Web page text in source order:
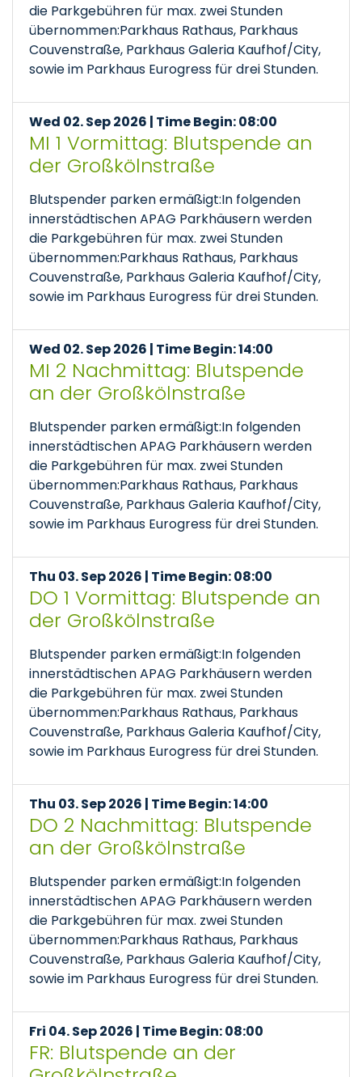
die Parkgebühren für max. zwei Stunden
übernommen:Parkhaus Rathaus, Parkhaus
Couvenstraße, Parkhaus Galeria Kaufhof/City,
sowie im Parkhaus Eurogress für drei Stunden.
Wed 02. Sep 2026 | Time Begin: 08:00
MI 1 Vormittag: Blutspende an
der Großkölnstraße
Blutspender parken ermäßigt:In folgenden
innerstädtischen APAG Parkhäusern werden
die Parkgebühren für max. zwei Stunden
übernommen:Parkhaus Rathaus, Parkhaus
Couvenstraße, Parkhaus Galeria Kaufhof/City,
sowie im Parkhaus Eurogress für drei Stunden.
Wed 02. Sep 2026 | Time Begin: 14:00
MI 2 Nachmittag: Blutspende
an der Großkölnstraße
Blutspender parken ermäßigt:In folgenden
innerstädtischen APAG Parkhäusern werden
die Parkgebühren für max. zwei Stunden
übernommen:Parkhaus Rathaus, Parkhaus
Couvenstraße, Parkhaus Galeria Kaufhof/City,
sowie im Parkhaus Eurogress für drei Stunden.
Thu 03. Sep 2026 | Time Begin: 08:00
DO 1 Vormittag: Blutspende an
der Großkölnstraße
Blutspender parken ermäßigt:In folgenden
innerstädtischen APAG Parkhäusern werden
die Parkgebühren für max. zwei Stunden
übernommen:Parkhaus Rathaus, Parkhaus
Couvenstraße, Parkhaus Galeria Kaufhof/City,
sowie im Parkhaus Eurogress für drei Stunden.
Thu 03. Sep 2026 | Time Begin: 14:00
DO 2 Nachmittag: Blutspende
an der Großkölnstraße
Blutspender parken ermäßigt:In folgenden
innerstädtischen APAG Parkhäusern werden
die Parkgebühren für max. zwei Stunden
übernommen:Parkhaus Rathaus, Parkhaus
Couvenstraße, Parkhaus Galeria Kaufhof/City,
sowie im Parkhaus Eurogress für drei Stunden.
Fri 04. Sep 2026 | Time Begin: 08:00
FR: Blutspende an der